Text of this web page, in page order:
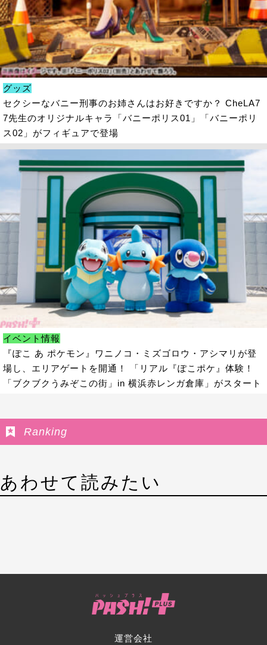
グッズ
セクシーなバニー刑事のお姉さんはお好きですか？ CheLA7
7先生のオリジナルキャラ「バニーポリス01」「バニーポリ
ス02」がフィギュアで登場
イベント情報
『ぽこ あ ポケモン』ワニノコ・ミズゴロウ・アシマリが登
場し、エリアゲートを開通！ 「リアル『ぽこポケ』体験！
「ブクブクうみぞこの街」in 横浜赤レンガ倉庫」がスタート
Ranking
あわせて読みたい
運営会社